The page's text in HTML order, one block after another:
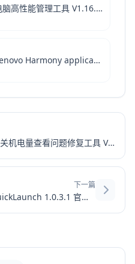
Lenovo Qucik Fix电脑高性能管理工具 V1.16.23.1229 免费绿色版
联想智能识别软件Lenovo Harmony application V2.0.0.0902 官方安装版
联想小新Pro13开盖开机及关机电量查看问题修复工具 V1.4.21.325 绿色免费版
下一篇
联想Win8开始菜单 Lenovo QuickLaunch 1.0.3.1 官方安装版